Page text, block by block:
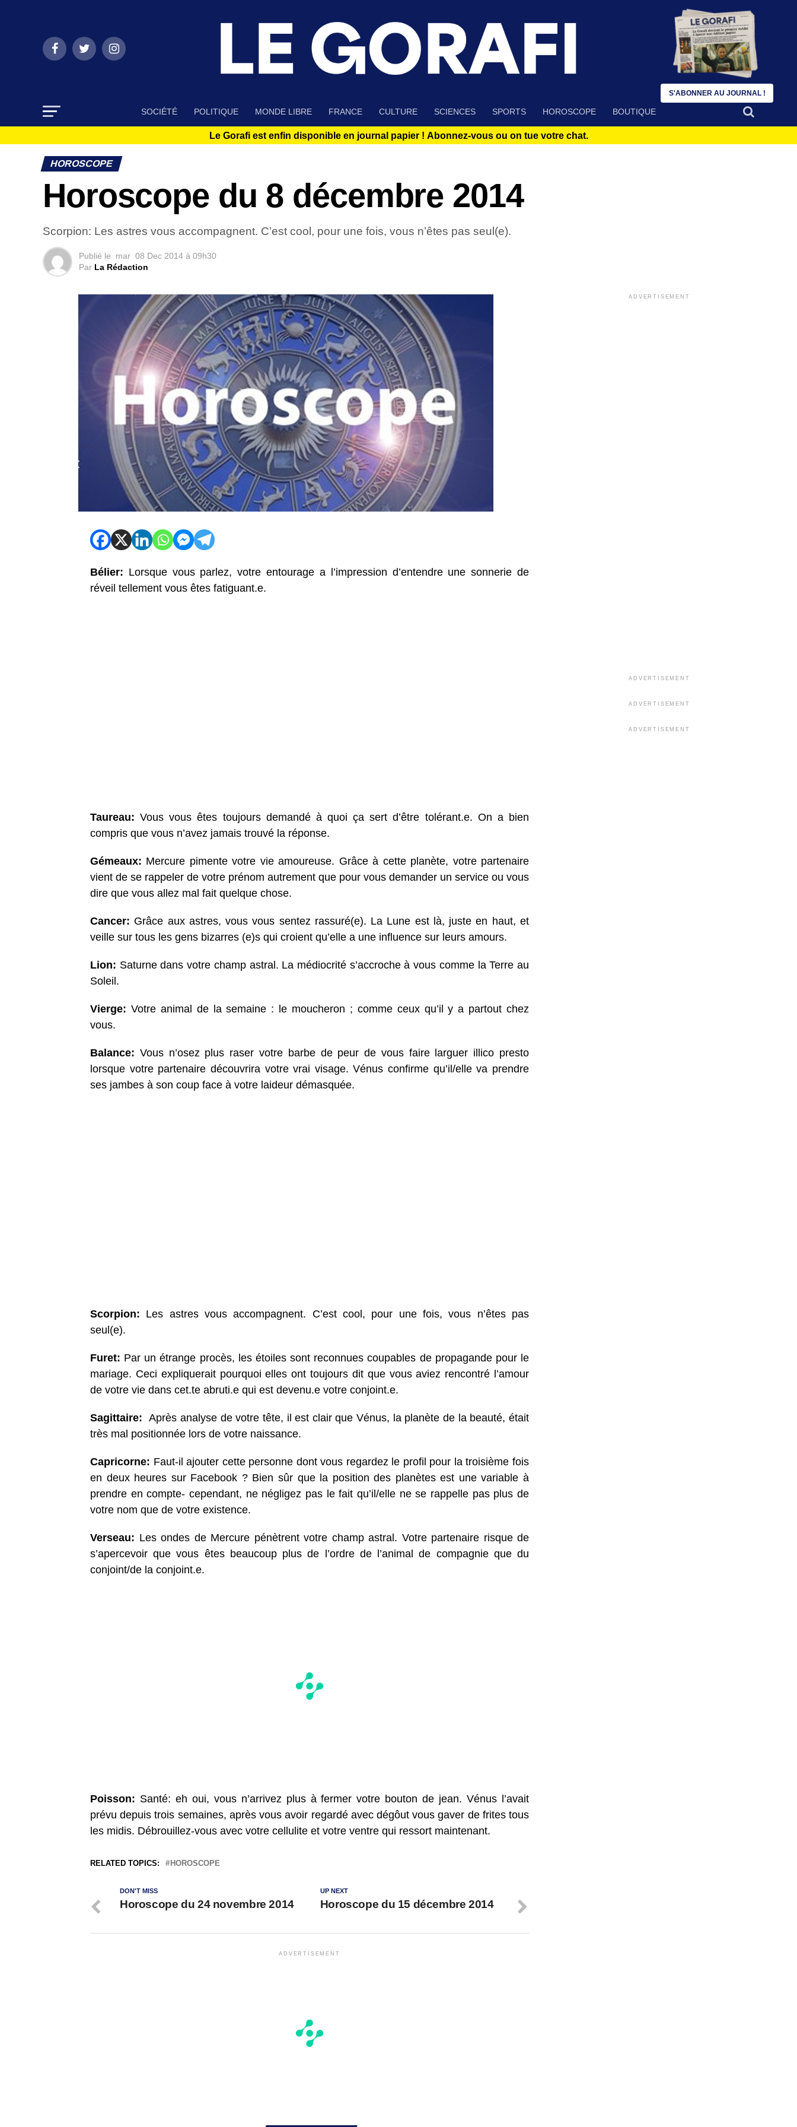
SOCIÉTÉ POLITIQUE MONDE LIBRE FRANCE CULTURE SCIENCES SPORTS HOROSCOPE BOUTIQUE
Le Gorafi est enfin disponible en journal papier ! Abonnez-vous ou on tue votre chat.
HOROSCOPE
Horoscope du 8 décembre 2014
Scorpion: Les astres vous accompagnent. C’est cool, pour une fois, vous n’êtes pas seul(e).
Publié le mar 08 Dec 2014 à 09h30
Par La Rédaction
Bélier: Lorsque vous parlez, votre entourage a l’impression d’entendre une sonnerie de
réveil tellement vous êtes fatiguant.e.
Taureau:Vous vous êtes toujours demandé à quoi ça sert d’être tolérant.e. On a bien
compris que vous n’avez jamais trouvé la réponse.
Gémeaux: Mercure pimente votre vie amoureuse. Grâce à cette planète, votre partenaire
vient de se rappeler de votre prénom autrement que pour vous demander un service ou vous
dire que vous allez mal fait quelque chose.
Cancer: Grâce aux astres, vous vous sentez rassuré(e). La Lune est là, juste en haut, et
veille sur tous les gens bizarres (e)s qui croient qu’elle a une influence sur leurs amours.
Lion: Saturne dans votre champ astral. La médiocrité s’accroche à vous comme la Terre au
Soleil.
Vierge: Votre animal de la semaine : le moucheron ; comme ceux qu’il y a partout chez
vous.
Balance: Vous n’osez plus raser votre barbe de peur de vous faire larguer illico presto
lorsque votre partenaire découvrira votre vrai visage. Vénus confirme qu’il/elle va prendre
ses jambes à son coup face à votre laideur démasquée.
Scorpion: Les astres vous accompagnent. C’est cool, pour une fois, vous n’êtes pas
seul(e).
Furet: Par un étrange procès, les étoiles sont reconnues coupables de propagande pour le
mariage. Ceci expliquerait pourquoi elles ont toujours dit que vous aviez rencontré l’amour
de votre vie dans cet.te abruti.e qui est devenu.e votre conjoint.e.
Sagittaire: Après analyse de votre tête, il est clair que Vénus, la planète de la beauté, était
très mal positionnée lors de votre naissance.
Capricorne: Faut-il ajouter cette personne dont vous regardez le profil pour la troisième fois
en deux heures sur Facebook ? Bien sûr que la position des planètes est une variable à
prendre en compte- cependant, ne négligez pas le fait qu’il/elle ne se rappelle pas plus de
votre nom que de votre existence.
Verseau: Les ondes de Mercure pénètrent votre champ astral. Votre partenaire risque de
s’apercevoir que vous êtes beaucoup plus de l’ordre de l’animal de compagnie que du
conjoint/de la conjoint.e.
Poisson: Santé: eh oui, vous n’arrivez plus à fermer votre bouton de jean. Vénus l’avait
prévu depuis trois semaines, après vous avoir regardé avec dégôut vous gaver de frites tous
les midis. Débrouillez-vous avec votre cellulite et votre ventre qui ressort maintenant.
RELATED TOPICS: HOROSCOPE
UP NEXT
Horoscope du 15 décembre 2014
DON'T MISS
Horoscope du 24 novembre 2014
ADVERTISEMENT
ADVERTISEMENT
ADVERTISEMENT
ADVERTISEMENT
ADVERTISEMENT
S'ABONNER AU JOURNAL !